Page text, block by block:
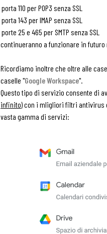
porta 110 per POP3 senza SSL
porta 143 per IMAP senza SSL
porte 25 e 465 per SMTP senza SSL
continueranno a funzionare in
Ricordiamo inoltre che oltre alle
caselle "Google Workspace".
Questo tipo di servizio consente di
infinito) con i mligliori filtri antivirus
vasta gamma di servizi: